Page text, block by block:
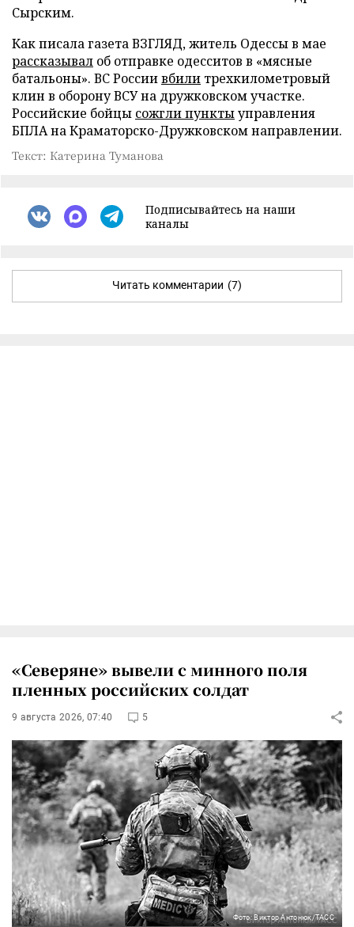
Сырским.
Как писала газета ВЗГЛЯД, житель Одессы в мае
рассказывал об отправке одесситов в «мясные
батальоны». ВС Россиивбили трехкилометровый
клин в оборону ВСУ на дружковском участке.
Российские бойцы сожгли пунктыуправления
БПЛА на Краматорско-Дружковском направлении.
Текст: Катерина Туманова
Подписывайтесь на наши
каналы
Читать комментарии (7)
«Северяне» вывели с минного поля
пленных российских солдат
9 августа 2026, 07:40 5
Фото: Виктор Антонюк/ТАСС